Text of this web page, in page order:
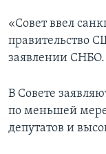
«Совет ввел
правительство
заявлении СНБО.
В Совете
по меньшей мере
депутатов и